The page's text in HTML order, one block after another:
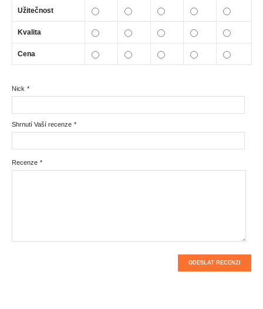
Užitečnost
Kvalita
Cena
*
Nick
*
Shrnutí Vaší recenze
*
Recenze
ODESLAT RECENZI